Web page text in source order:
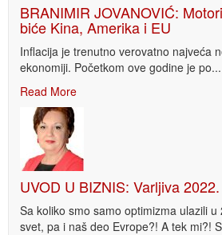
BRANIMIR JOVANOVIĆ:
biće Kina, Amerika i EU
Inflacija je trenutno verovatno najveća
ekonomiji. Početkom ove godine je po...
Read More
UVOD U BIZNIS: Varljiva
Sa koliko smo samo optimizma ulazili
svet, pa i naš deo Evrope?! A tek mi?!